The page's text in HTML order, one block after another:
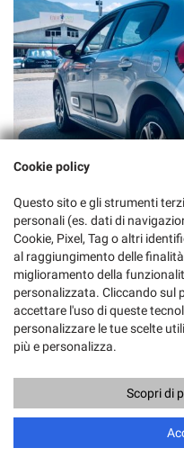
Cookie policy
Questo sito e gli strumenti
personali (es. dati di
Cookie, Pixel, Tag o altri
al raggiungimento delle
miglioramento della
personalizzata. Cliccando sul
accettare l'uso di queste
personalizzare le tue scelte
più e personalizza.
Scopri di